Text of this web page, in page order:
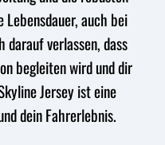
auch bei
darauf verlassen, dass
begleiten wird und dir
Jersey ist eine
dein Fahrerlebnis.